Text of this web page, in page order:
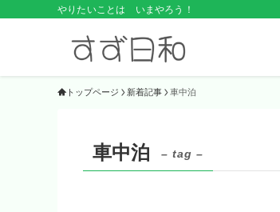
やりたいことは いまやろう！
トップページ 新着記事 車中泊
車中泊 – tag –